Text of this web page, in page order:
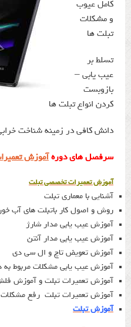
کامل عیوب
و مشکلات
تبلت ها
تسلط بر
عیب یابی –
بازوبست
کردن انواع تبلت ها
دانش کافی در زمینه شناخت
سرفصل های دوره آموزش
آموزش تعمیرات تخصصی تبلت
آشنایی با معماری تبلت
روش و اصول کار باتبلت های آب
آموزش عیب یابی مدار شارژ
آموزش عیب یابی مدار آنتن
آموزش تعویض تاچ و ال سی دی
آموزش عیب یابی مشکلات مربوط به
آموزش تعمیرات تبلت و آموزش
آموزش تعمیرات تبلت رفع مشکلات
آموزش تبلت